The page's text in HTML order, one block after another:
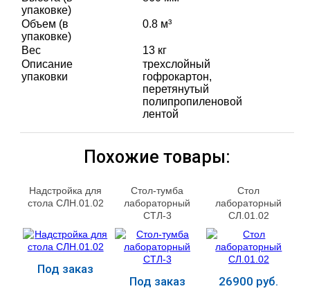
упаковке)
Объем (в
упаковке)
0.8 м³
Вес
13 кг
Описание
упаковки
трехслойный
гофрокартон,
перетянутый
полипропиленовой
лентой
Похожие товары:
Надстройка для
стола СЛН.01.02
Под заказ
Стол-тумба
лабораторный
СТЛ-3
Под заказ
Стол
лабораторный
СЛ.01.02
26900 руб.